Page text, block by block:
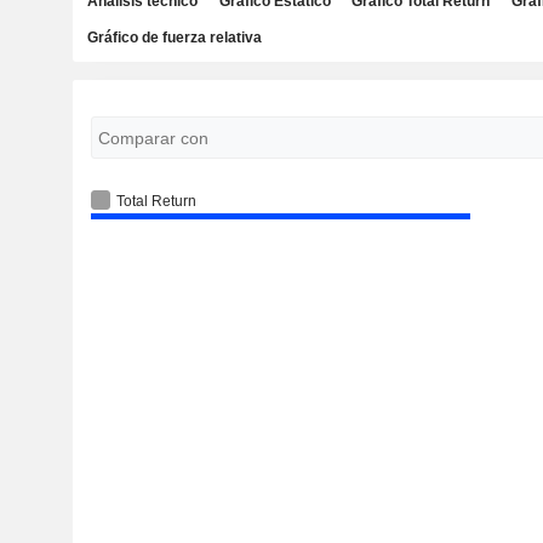
Gráfico de fuerza relativa
Total Return